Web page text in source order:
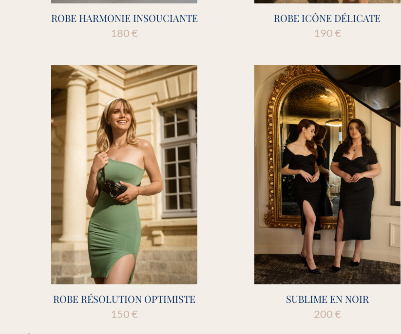
ROBE HARMONIE INSOUCIANTE
180€
ROBE ICÔNE DÉLICATE
190€
ROBE RÉSOLUTION OPTIMISTE
150€
SUBLIME EN NOIR
200€